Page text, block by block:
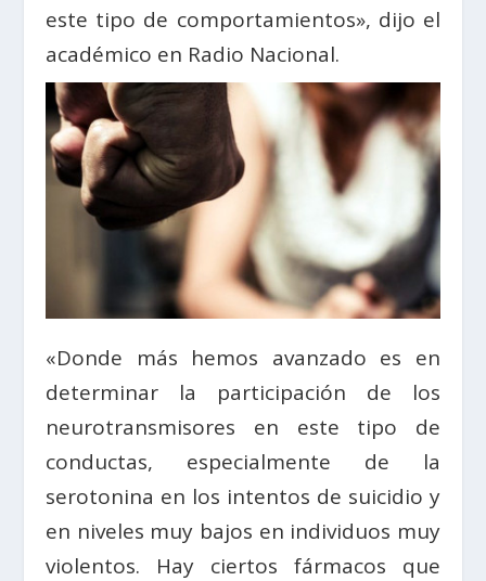
este tipo de comportamientos», dijo el
académico en Radio Nacional.
«Donde más hemos avanzado es en
determinar la participación de los
neurotransmisores en este tipo de
conductas, especialmente de la
serotonina en los intentos de suicidio y
en niveles muy bajos en individuos muy
violentos. Hay ciertos fármacos que